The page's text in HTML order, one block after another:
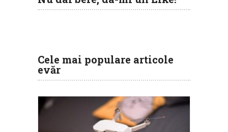
Cele mai populare articole
evăr